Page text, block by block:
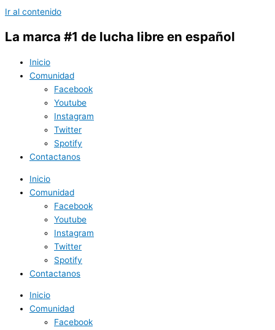
Ir al contenido
La marca #1 de lucha libre en español
Inicio
Comunidad
Facebook
Youtube
Instagram
Twitter
Spotify
Contactanos
Inicio
Comunidad
Facebook
Youtube
Instagram
Twitter
Spotify
Contactanos
Inicio
Comunidad
Facebook